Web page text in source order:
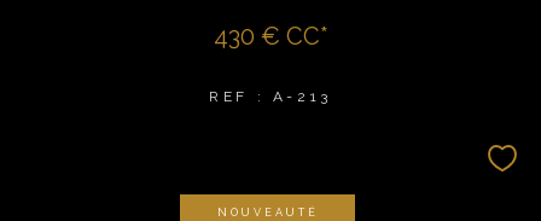
430 € CC*
REF : A-213
NOUVEAUTÉ